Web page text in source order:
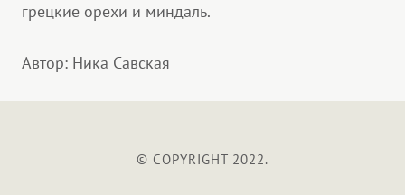
грецкие орехи и миндаль.
Автор: Ника Савская
© COPYRIGHT 2022.